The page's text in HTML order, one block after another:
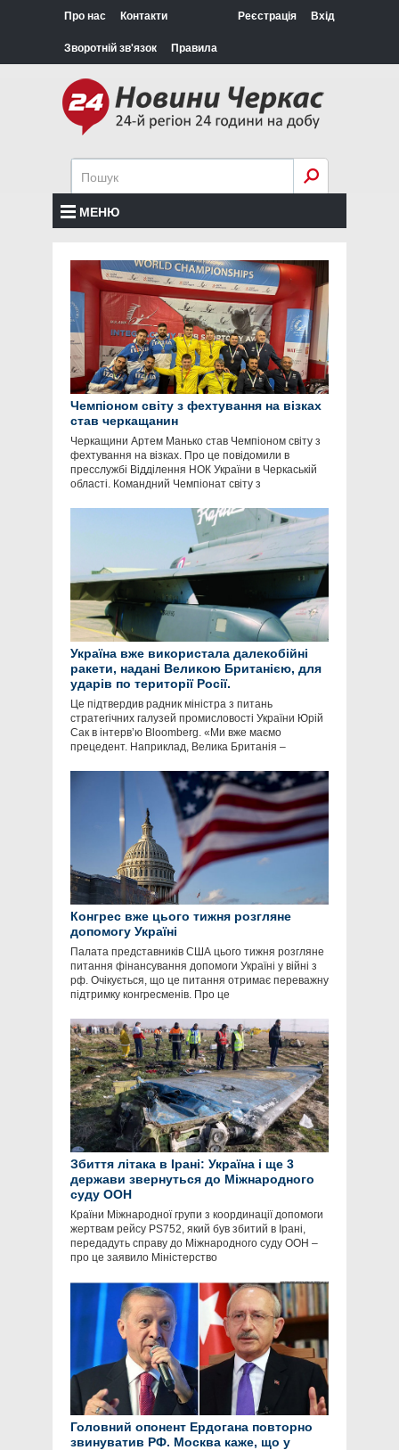
Про нас Контакти
Зворотній зв'язок Правила
Реєстрація Вхід
МЕНЮ
Чемпіоном світу з фехтування на візках
став черкащанин
Черкащини Артем Манько став Чемпіоном світу з
фехтування на візках. Про це повідомили в
пресслужбі Відділення НОК України в Черкаській
області. Командний Чемпіонат світу з
Україна вже використала далекобійні
ракети, надані Великою Британією, для
ударів по території Росії.
Це підтвердив радник міністра з питань
стратегічних галузей промисловості України Юрій
Сак в інтервʼю Bloomberg. «Ми вже маємо
прецедент. Наприклад, Велика Британія –
Конгрес вже цього тижня розгляне
допомогу Україні
Палата представників США цього тижня розгляне
питання фінансування допомоги Україні у війні з
рф. Очікується, що це питання отримає переважну
підтримку конгресменів. Про це
Збиття літака в Ірані: Україна і ще 3
держави звернуться до Міжнародного
суду ООН
Країни Міжнародної групи з координації допомоги
жертвам рейсу PS752, який був збитий в Ірані,
передадуть справу до Міжнародного суду ООН –
про це заявило Міністерство
Головний опонент Ердогана повторно
звинуватив РФ. Москва каже, що у